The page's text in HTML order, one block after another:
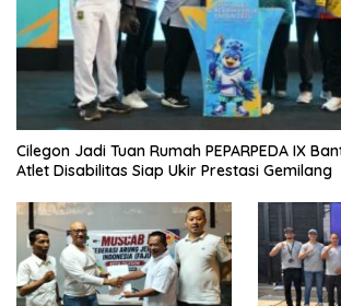
Cilegon Jadi Tuan Rumah PEPARPEDA IX
Atlet Disabilitas Siap Ukir Prestasi Gemilang